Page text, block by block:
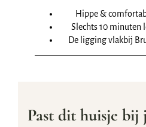
Hippe &
Slechts 10 minuten
De ligging vlakbij
Past dit huisje bij